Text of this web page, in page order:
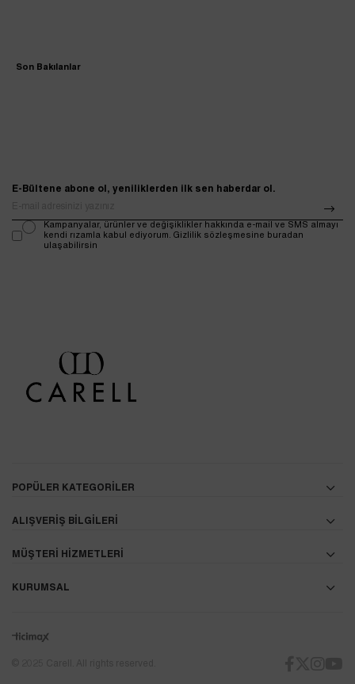
Son Bakılanlar
E-Bültene abone ol, yeniliklerden ilk sen haberdar ol.
Kampanyalar, ürünler ve değişiklikler hakkında e-mail ve SMS almayı
kendi rızamla kabul ediyorum. Gizlilik sözleşmesine buradan
ulaşabilirsin
POPÜLER KATEGORİLER
ALIŞVERİŞ BİLGİLERİ
MÜŞTERİ HİZMETLERİ
KURUMSAL